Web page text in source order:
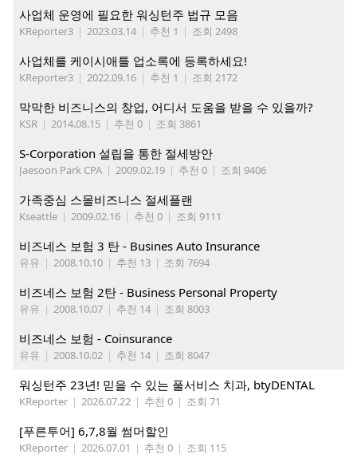
사업체 운영에 필요한 워싱턴주 법규 모음
KReporter3 | 2023.03.14 | 추천 1 | 조회 2498
사업체를 케이시애틀 업소록에 등록하세요!
KReporter3 | 2022.09.16 | 추천 1 | 조회 2172
막막한 비즈니스의 창업, 어디서 도움을 받을 수 있을까?
KSR | 2014.08.15 | 추천 0 | 조회 3861
S-Corporation 설립을 통한 절세방안
Jaesoon Park CPA | 2009.02.19 | 추천 0 | 조회 9406
가족중심 스몰비즈니스 절세플랜
Kseattle | 2009.02.16 | 추천 0 | 조회 9111
비즈네스 보험 3 탄 - Busines Auto Insurance
유유 | 2008.10.10 | 추천 13 | 조회 7694
비즈네스 보험 2탄 - Business Personal Property
유유 | 2008.10.07 | 추천 14 | 조회 8003
비즈네스 보험 - Coinsurance
유유 | 2008.10.02 | 추천 14 | 조회 8047
워싱턴주 23년! 믿을 수 있는 풀서비스 치과, btyDENTAL
KReporter | 2026.07.22 | 추천 0 | 조회 71
[푸른투어] 6,7,8월 썸머할인
KReporter | 2026.07.01 | 추천 0 | 조회 115